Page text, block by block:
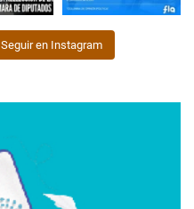
Seguir en Instagram